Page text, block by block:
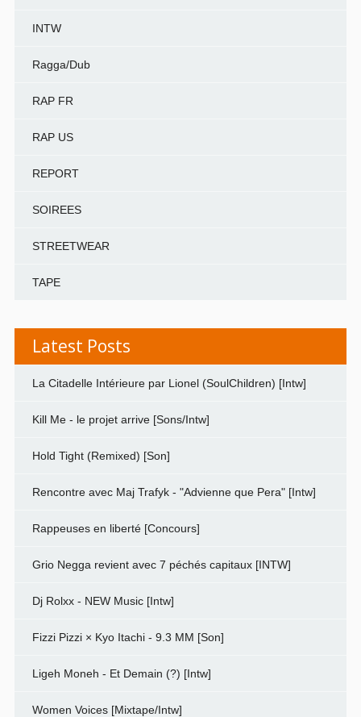
INTW
Ragga/Dub
RAP FR
RAP US
REPORT
SOIREES
STREETWEAR
TAPE
Latest Posts
La Citadelle Intérieure par Lionel (SoulChildren) [Intw]
Kill Me - le projet arrive [Sons/Intw]
Hold Tight (Remixed) [Son]
Rencontre avec Maj Trafyk - "Advienne que Pera" [Intw]
Rappeuses en liberté [Concours]
Grio Negga revient avec 7 péchés capitaux [INTW]
Dj Rolxx - NEW Music [Intw]
Fizzi Pizzi × Kyo Itachi - 9.3 MM [Son]
Ligeh Moneh - Et Demain (?) [Intw]
Women Voices [Mixtape/Intw]